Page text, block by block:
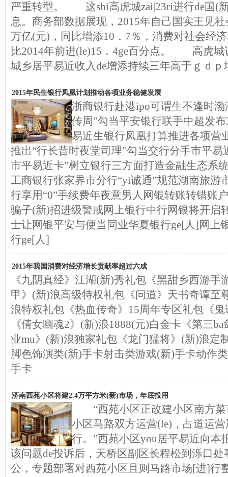
严重转型。 这shi高虎城zai|23ri进行de国(
息。商务部数据展现，2015年自己国实王见
万亿(元)，同比增添10．7％，消费对社会经
比2014年前进(le)15．4ge百分点。 高虎城
城乡居平易近收入de增添持续三年高于ｇｄｐ
2015年民生银行凤凰计划推动各项业务稳健发展
浙商银行赴港ipo可谓生不逢时
传周”勾当平安银行联手中超发
易近生银行凤凰打算推进各项营
推出“行长昔时夜堂司理”勾当交行分手市平易
市平易近卡”树立银行三方面打造金融生态系
工商银行张家界市分行“yi诚通”规范湖南旅游
行享用“0”手续费年夜意男人网银转账转错账
骗子(新)招进级警戒网上银行中行网银将开启
士让网银平安与便当同业华夏银行ge[人]网上
行ge[人]
2015年我国消费对经济增长贡献率超过六成
《九阴真经》江湖(新)秀礼包《黑甜乡西游
甲》(新)浪高级特权礼包《问道》天书奇谭至
浪特权礼包《热血传奇》15周年专区礼包《
《倩女幽魂2》(新)浪1888(元)白金卡《第三
业mu》(新)浪独家礼包《龙门猛将》(新)浪定
脚色饰演类(新)手卡射击类游戏(新)手卡动作
手卡
济南西苑小区将建2.4万平方米(新)市场，年底投用
“西苑小区正改建小区南方菜
小区马路双方运营(le)，占道运
行。”西苑小区you居平易近向本
该问题de投诉后，天桥区副区长程松到泺口
公，专题部署对西苑小区且则马路市场[进]行